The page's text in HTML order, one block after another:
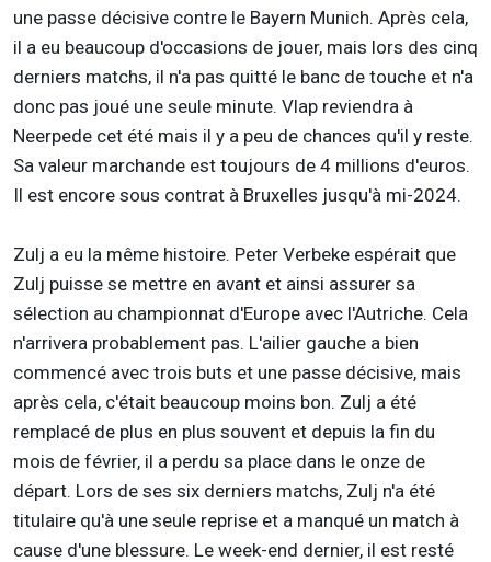
une passe décisive contre le Bayern Munich. Après cela,
il a eu beaucoup d'occasions de jouer, mais lors des cinq
derniers matchs, il n'a pas quitté le banc de touche et n'a
donc pas joué une seule minute. Vlap reviendra à
Neerpede cet été mais il y a peu de chances qu'il y reste.
Sa valeur marchande est toujours de 4 millions d'euros.
Il est encore sous contrat à Bruxelles jusqu'à mi-2024.
Zulj a eu la même histoire. Peter Verbeke espérait que
Zulj puisse se mettre en avant et ainsi assurer sa
sélection au championnat d'Europe avec l'Autriche. Cela
n'arrivera probablement pas. L'ailier gauche a bien
commencé avec trois buts et une passe décisive, mais
après cela, c'était beaucoup moins bon. Zulj a été
remplacé de plus en plus souvent et depuis la fin du
mois de février, il a perdu sa place dans le onze de
départ. Lors de ses six derniers matchs, Zulj n'a été
titulaire qu'à une seule reprise et a manqué un match à
cause d'une blessure. Le week-end dernier, il est resté